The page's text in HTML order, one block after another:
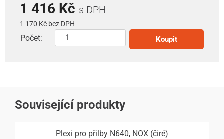
1 416 Kč s DPH
1 170 Kč bez DPH
Počet: Koupit
Související produkty
Plexi pro přilby N640, NOX (čiré)